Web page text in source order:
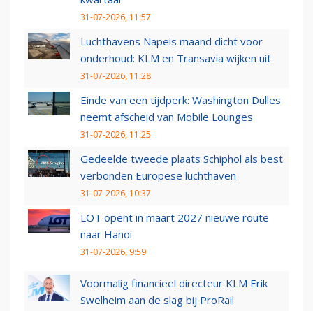
31-07-2026, 11:57
Luchthavens Napels maand dicht voor
onderhoud: KLM en Transavia wijken uit
31-07-2026, 11:28
Einde van een tijdperk: Washington Dulles
neemt afscheid van Mobile Lounges
31-07-2026, 11:25
Gedeelde tweede plaats Schiphol als best
verbonden Europese luchthaven
31-07-2026, 10:37
LOT opent in maart 2027 nieuwe route
naar Hanoi
31-07-2026, 9:59
Voormalig financieel directeur KLM Erik
Swelheim aan de slag bij ProRail